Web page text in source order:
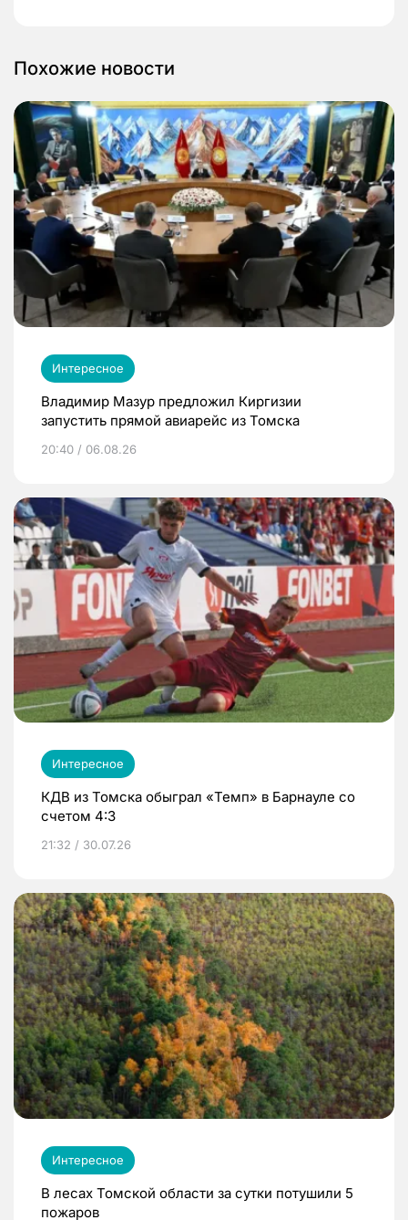
Похожие новости
Интересное
Владимир Мазур предложил Киргизии
запустить прямой авиарейс из Томска
20:40 / 06.08.26
Интересное
КДВ из Томска обыграл «Темп» в Барнауле со
счетом 4:3
21:32 / 30.07.26
Интересное
В лесах Томской области за сутки потушили 5
пожаров